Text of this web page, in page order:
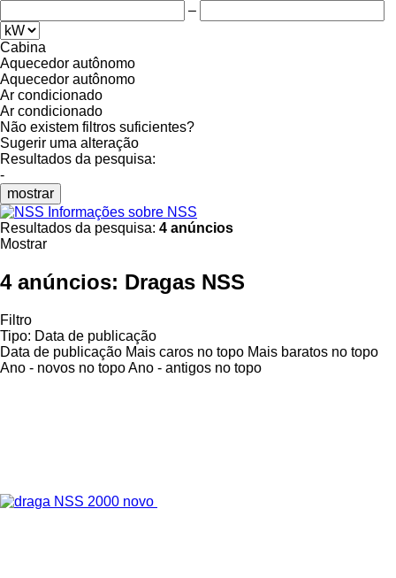
–
Cabina
Aquecedor autônomo
Aquecedor autônomo
Ar condicionado
Ar condicionado
Não existem filtros suficientes?
Sugerir uma alteração
Resultados da pesquisa:
-
mostrar
Informações sobre NSS
Resultados da pesquisa: 4 anúncios
Mostrar
4 anúncios: Dragas NSS
Filtro
Tipo: Data de publicação
Data de publicação Mais caros no topo Mais baratos no topo
Ano - novos no topoAno - antigos no topo